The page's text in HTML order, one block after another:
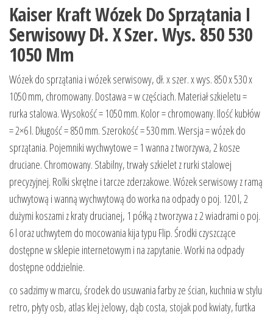
Kaiser Kraft Wózek Do Sprzątania I
Serwisowy Dł. X Szer. Wys. 850 530
1050 Mm
Wózek do sprzątania i wózek serwisowy, dł. x szer. x wys. 850 x 530 x
1050 mm, chromowany. Dostawa = w częściach. Materiał szkieletu =
rurka stalowa. Wysokość = 1050 mm. Kolor = chromowany. Ilość kubłów
= 2×6 l. Długość = 850 mm. Szerokość = 530 mm. Wersja = wózek do
sprzątania. Pojemniki wychwytowe = 1 wanna z tworzywa, 2 kosze
druciane. Chromowany. Stabilny, trwały szkielet z rurki stalowej
precyzyjnej. Rolki skrętne i tarcze zderzakowe. Wózek serwisowy z ramą
uchwytową i wanną wychwytową do worka na odpady o poj. 120 l, 2
dużymi koszami z kraty drucianej, 1 półką z tworzywa z 2 wiadrami o poj.
6 l oraz uchwytem do mocowania kija typu Flip. Środki czyszczące
dostępne w sklepie internetowym i na zapytanie. Worki na odpady
dostępne oddzielnie.
co sadzimy w marcu, środek do usuwania farby ze ścian, kuchnia w stylu
retro, płyty osb, atlas klej żelowy, dąb costa, stojak pod kwiaty, furtka